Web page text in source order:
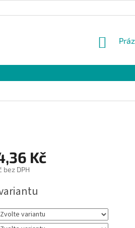
Kč
bez DPH